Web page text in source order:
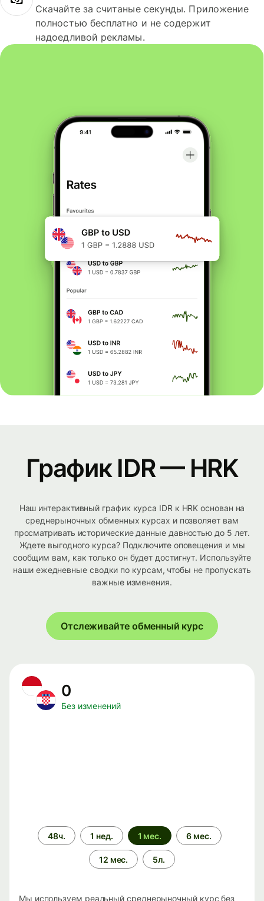
Скачайте за считаные секунды. Приложение
полностью бесплатно и не содержит
надоедливой рекламы.
График IDR — HRK
Наш интерактивный график курса IDR к HRK основан на
среднерыночных обменных курсах и позволяет вам
просматривать исторические данные давностью до 5 лет.
Ждете выгодного курса? Подключите оповещения и мы
сообщим вам, как только он будет достигнут. Используйте
наши ежедневные сводки по курсам, чтобы не пропускать
важные изменения.
Отслеживайте обменный курс
0
Без изменений
Период
времени
48ч. 1 нед. 1 мес. 6 мес.
12 мес. 5л.
Мы используем реальный среднерыночный курс без